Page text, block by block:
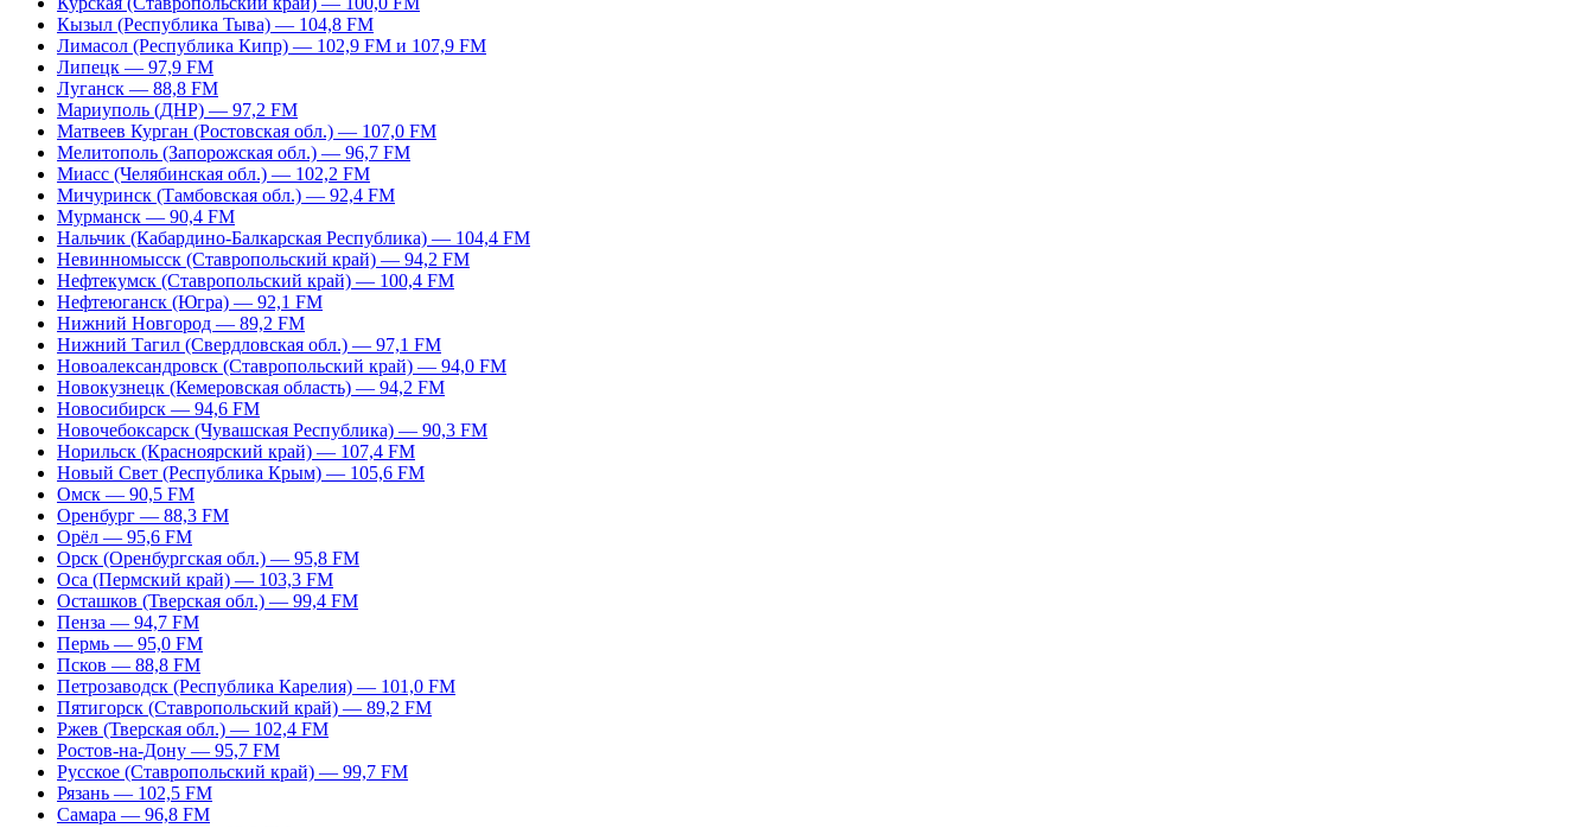
Кызыл (Республика Тыва) — 104,8 FM
Лимасол (Республика Кипр) — 102,9 FM и 107,9 FM
Липецк — 97,9 FM
Луганск — 88,8 FM
Мариуполь (ДНР) — 97,2 FM
Матвеев Курган (Ростовская обл.) — 107,0 FM
Мелитополь (Запорожская обл.) — 96,7 FM
Миасс (Челябинская обл.) — 102,2 FM
Мичуринск (Тамбовская обл.) — 92,4 FM
Мурманск — 90,4 FM
Нальчик (Кабардино-Балкарская Республика) — 104,4 FM
Невинномысск (Ставропольский край) — 94,2 FM
Нефтекумск (Ставропольский край) — 100,4 FM
Нефтеюганск (Югра) — 92,1 FM
Нижний Новгород — 89,2 FM
Нижний Тагил (Свердловская обл.) — 97,1 FM
Новоалександровск (Ставропольский край) — 94,0 FM
Новокузнецк (Кемеровская область) — 94,2 FM
Новосибирск — 94,6 FM
Новочебоксарск (Чувашская Республика) — 90,3 FM
Норильск (Красноярский край) — 107,4 FM
Новый Свет (Республика Крым) — 105,6 FM
Омск — 90,5 FM
Оренбург — 88,3 FM
Орёл — 95,6 FM
Орск (Оренбургская обл.) — 95,8 FM
Оса (Пермский край) — 103,3 FM
Осташков (Тверская обл.) — 99,4 FM
Пенза — 94,7 FM
Пермь — 95,0 FM
Псков — 88,8 FM
Петрозаводск (Республика Карелия) — 101,0 FM
Пятигорск (Ставропольский край) — 89,2 FM
Ржев (Тверская обл.) — 102,4 FM
Ростов-на-Дону — 95,7 FM
Русское (Ставропольский край) — 99,7 FM
Рязань — 102,5 FM
Самара — 96,8 FM